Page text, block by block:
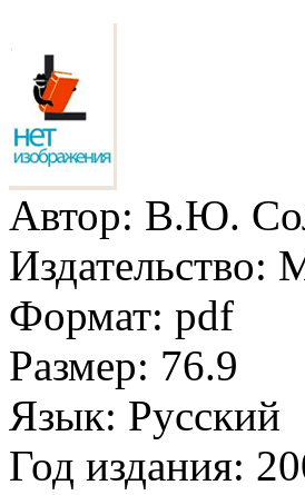
Автор: В.Ю.
Издательство:
Формат: pdf
Размер: 76.9
Язык: Русский
Год издания: